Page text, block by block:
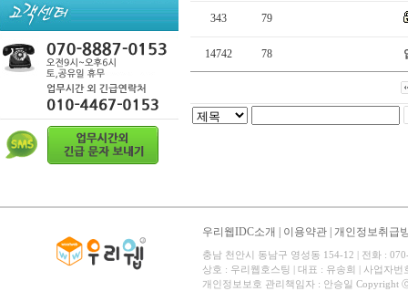
343 79
14742 78
우리웹IDC소개 이용약관 개인정보취급
충남 천안시 동남구 영성동 154-12 | 전화 :
상호 : 우리웹호스팅 | 대표 : 유송희 | 사업자
개인정보보호 관리책임자 : 안승일 Copyright